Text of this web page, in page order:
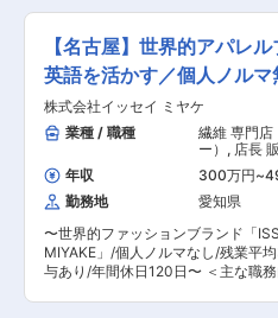
ぐに馴染んで頂ける雰囲気です。 変更の範囲：会
に開発を行った新素材のため、 お
や応援の声も多く、大手を中心と
目をされています。 特に環境に配
のため、SDGsが促進されるこの時
も高い素材です。 まだ立ち上げ期の
場面もあるかと思いますが、その分
少価値の高い経験を積むことができます
後の流れ： ・OJTや座学などで、お
ぐらいを目途に脱プラ製品や紙を配
の開発職について学んでいただきま
にサプライヤーへの同行などで理解
だく予定です。 ・設備関連は協業
協業先の方々と協力して進められま
す。 変更の範囲：会社の定める業務
切にしながら、企画から実行、検証
て担い、SNSとECをつなぐ中核とし
だきます。 ■業務内容 Instagramを中心とした
SNSの企画・運用を行い、自社EC
客および売上向上を担います。投稿
案から撮影ディレクション、運用、
りまでを一貫して担当。ブランドの
ながらも、購買につながる導線設計
EC領域では、SNS施策と連動した商
ャンペーン企画を実施。楽天や
のモール運用も含まれますが、操作
に習得可能な範囲です。 また、店舗
携し、店舗イベントや売場の動きを
反映させる役割も期待しています。
でなく、現場の声を汲み取りながら
込むコミュニケーション力が求めら
【名古屋】世界的アパレ
英語を活かす／個人ノル
休育休
株式会社イッセイ ミヤケ
業種 / 職種
繊維 専門店
ー） , 店長
年収
300万円~
勤務地
愛知県
〜世界的ファッションブランド「
MIYAKE」/個人ノルマなし/残業平
与あり/年間休日120日〜 ＜主な職